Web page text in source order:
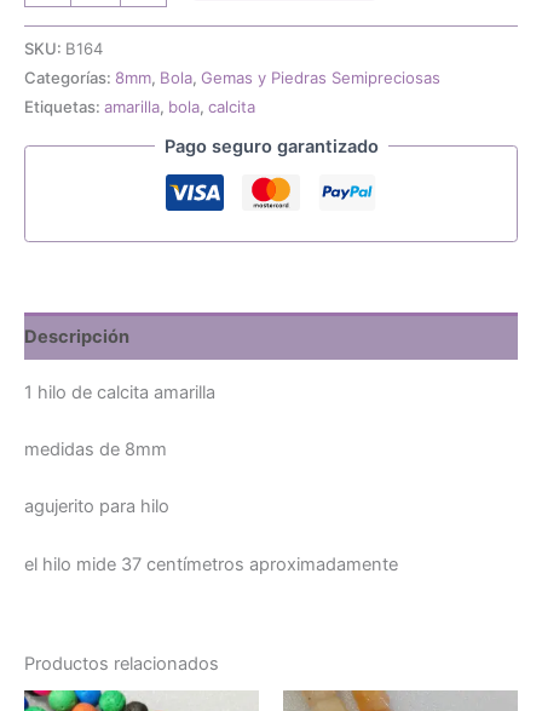
amarilla
cantidad
SKU: B164
Categorías: 8mm, Bola, Gemas y Piedras Semipreciosas
Etiquetas: amarilla, bola, calcita
Pago seguro garantizado
Descripción
1 hilo de calcita amarilla
medidas de 8mm
agujerito para hilo
el hilo mide 37 centímetros aproximadamente
Productos relacionados